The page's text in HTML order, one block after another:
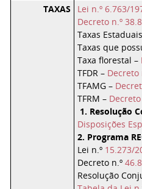
TAXAS Lei n.º 6.763/
Decreto n.º
Taxas Estaduais
Taxas que
Taxa florestal –
TFDR – Decreto
TFAMG –
TFRM –
1. Resolução
Disposições
2. Programa
Lei n.º 15.273/
Decreto n.º
Resolução